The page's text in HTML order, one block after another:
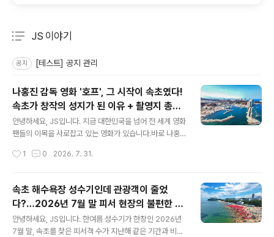
JS 이야기
공지 [테스트] 공지 관리
나홍진 감독 영화 '호프', 그 시작이 속초였다!
속초가 창작의 성지가 된 이유 + 촬영지 총정
리
안녕하세요, JS입니다. 지금 대한민국을 넘어 전 세계 영화
팬들의 이목을 사로잡고 있는 영화가 있습니다.바로 나홍
성'으로 한국 스릴러 영화의 정점을 찍은 나홍진 감독이 무
요, 그 이야기의 씨앗이 뿌려진 곳이 다름 아닌 강원도 속초
였다는 사실이 알려지면서 새삼 주목을 받고 있습니다.오
늘은 세계가 주목한 영화 '호프'의 탄생 비화와 함께, 속초
가 왜 영화·드라마 창작자들이 끊임없이 찾는 도시가 되었
1 0 2026. 7. 31.
속초 해수욕장 성수기인데 관광객이 줄었
다?…2026년 7월 말 피서 현장의 불편한 진
실
안녕하세요, JS입니다. 한여름 성수기가 한창인 2026년
7월 말, 속초를 찾은 피서객 수가 지난해 같은 기간과 비교